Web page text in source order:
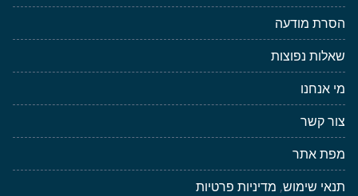
הסרת מודעה
שאלות נפוצות
מי אנחנו
צור קשר
מפת אתר
תנאי שימוש, מדיניות פרטיות